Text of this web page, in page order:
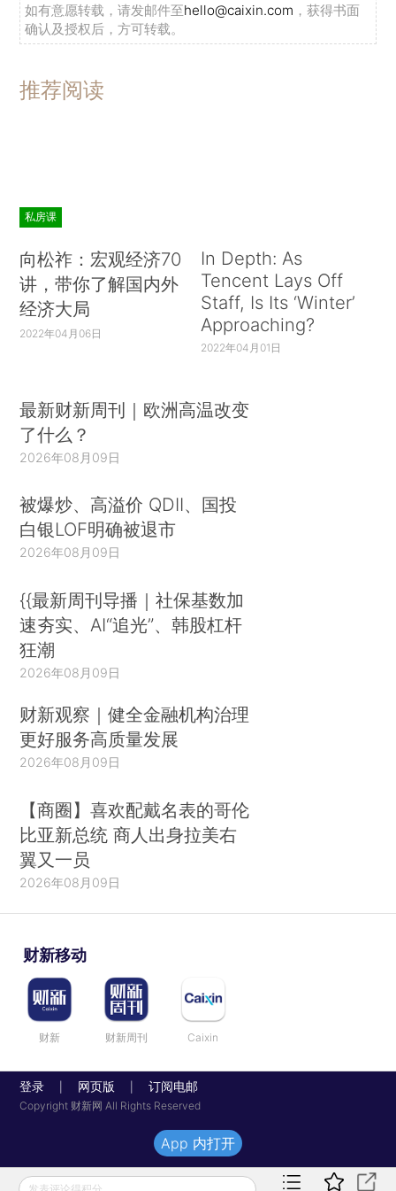
如有意愿转载，请发邮件至hello@caixin.com ，获得书面
确认及授权后，方可转载。
推荐阅读
私房课
向松祚：宏观经济70
讲，带你了解国内外
经济大局
2022年04月06日
In Depth: As
Tencent Lays Off
Staff, Is Its ‘Winter’
Approaching?
2022年04月01日
最新财新周刊｜欧洲高温改变
了什么？
2026年08月09日
被爆炒、高溢价 QDII、国投
白银LOF明确被退市
2026年08月09日
{{最新周刊导播｜社保基数加
速夯实、AI“追光”、韩股杠杆
狂潮
2026年08月09日
财新观察｜健全金融机构治理
更好服务高质量发展
2026年08月09日
【商圈】喜欢配戴名表的哥伦
比亚新总统 商人出身拉美右
翼又一员
2026年08月09日
财新移动
财新 财新周刊 Caixin
登录 网页版 订阅电邮
Copyright 财新网 All Rights Reserved
发表评论得积分
App 内打开